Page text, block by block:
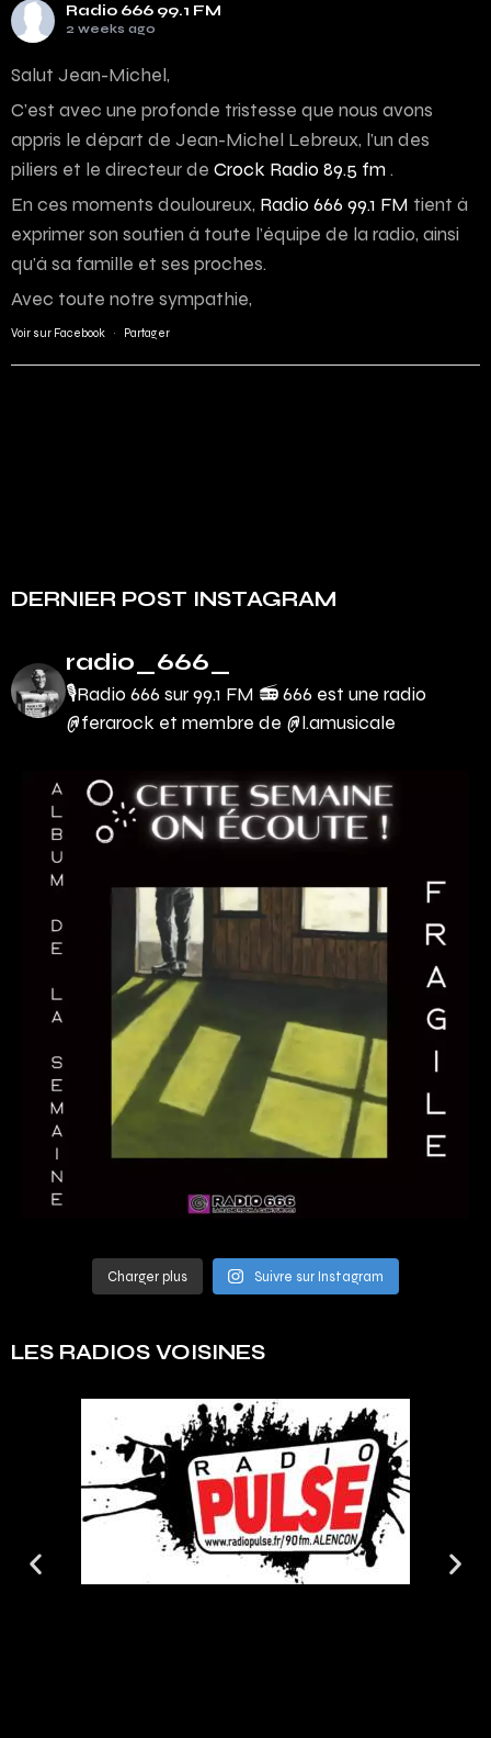
Radio 666 99.1 FM
2 weeks ago
Salut Jean-Michel,
C’est avec une profonde tristesse que nous avons
appris le départ de Jean-Michel Lebreux, l’un des
piliers et le directeur de Crock Radio 89.5 fm.
En ces moments douloureux, Radio 666 99.1 FM tient à
exprimer son soutien à toute l’équipe de la radio, ainsi
qu’à sa famille et ses proches.
Avec toute notre sympathie,
Voir sur Facebook · Partager
DERNIER POST INSTAGRAM
radio_666_
🎙Radio 666 sur 99.1 FM 📻666 est une radio
@ferarock et membre de @l.amusicale
Charger plus Suivre sur Instagram
LES RADIOS VOISINES